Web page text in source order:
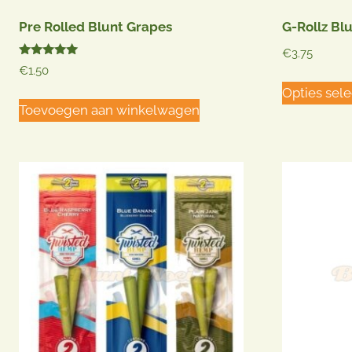
Pre Rolled Blunt Grapes
Gewaardeerd
5.00
€1.50
Toevoegen aan winkelwagen
G-Rollz
€3.75
Opties